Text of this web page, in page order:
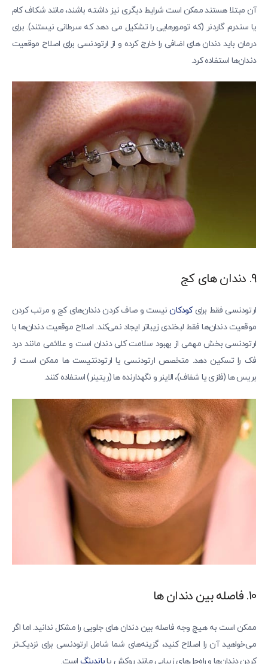
آن مبتلا هستند ممکن است شرایط دیگری نیز داشته باشند، مانند شکاف کام
یا سندرم گاردنر (که تومورهایی را تشکیل می دهد که سرطانی نیستند). برای
درمان باید دندان های اضافی را خارج کرده و از ارتودنسی برای اصلاح موقعیت
دندان‌ها استفاده کرد.
9. دندان های کج
ارتودنسی فقط برایکودکاننیست و صاف کردن دندان‌های کج و مرتب کردن
موقعیت دندان‌ها فقط لبخندی زیباتر ایجاد نمی‌کند. اصلاح موقعیت دندان‌ها با
ارتودنسی بخش مهمی از بهبود سلامت کلی دندان است و علائمی مانند درد
فک را تسکین دهد. متخصص ارتودنسی یا ارتودنتیست ها ممکن است از
بریس ها (فلزی یا شفاف)، الاینر و نگهدارنده ها (ریتینر) استفاده کنند.
10. فاصله بین دندان ها
ممکن است به هیچ وجه فاصله بین دندان های جلویی را مشکل ندانید. اما اگر
می‌خواهید آن را اصلاح کنید، گزینه‌های شما شامل ارتودنسی برای نزدیک‌تر
کردن دندان‌ها و راه‌حل‌های زیبایی مانند روکش یاباندینگ است.